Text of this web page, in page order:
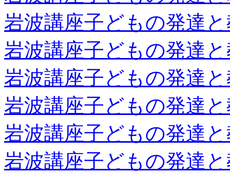
岩波講座子どもの発達
岩波講座子どもの発達
岩波講座子どもの発達
岩波講座子どもの発達
岩波講座子どもの発達
岩波講座子どもの発達